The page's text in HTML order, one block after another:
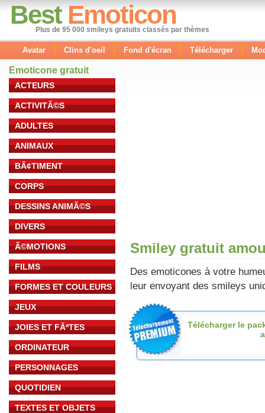
Best Emoticon
Plus de 95 000 smileys gratuits classés par thèmes
Avatar Clins d'oeil Fond d'écran Télécharger
Emoticone gratuit
ACTEURS
ACTIVITÃ©S
ADULTES
ANIMAUX
BÃ¢TIMENT
CORPS
DESSINS ANIMÃ©S
DIVERS
Ã©MOTIONS
FILMS
FORMES ET COULEURS
JEUX
JOIES ET FÃªTES
ORDINATEUR
PERSONNAGES
QUOTIDIEN
TEXTES ET OBJETS
Smiley gratuit
Des emoticones à votre
leur envoyant des smileys
Télécharger le